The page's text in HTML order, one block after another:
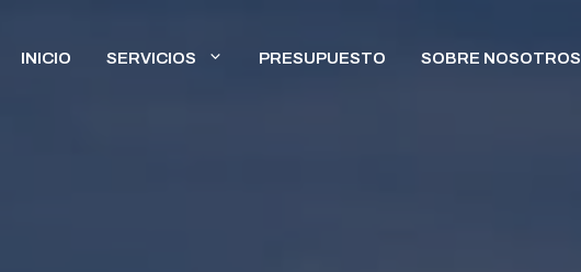
INICIO SERVICIOS PRESUPUESTO SOBRE NOSOTROS